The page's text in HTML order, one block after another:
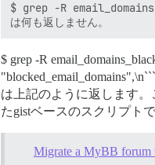
$ grep -R
$ grep -R
"blocked_email_domains",\n```
は上記のように返します。
たgistベースのスクリプト
Migrate a MyBB forum